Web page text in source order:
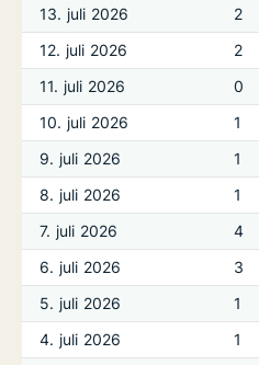
13. juli 2026
2
12. juli 2026
2
11. juli 2026
0
10. juli 2026
1
9. juli 2026
1
8. juli 2026
1
7. juli 2026
4
6. juli 2026
3
5. juli 2026
1
4. juli 2026
1